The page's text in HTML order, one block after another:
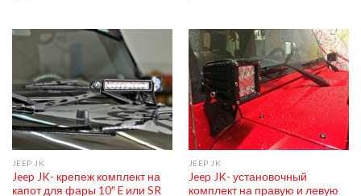
JEEP JK
Jeep JK- крепеж комплект на
капот для фары 10″ E или SR
JEEP JK
Jeep JK- установочный
комплект на правую и левую